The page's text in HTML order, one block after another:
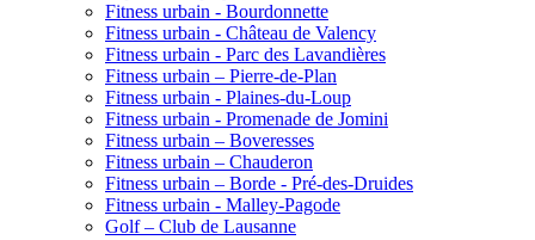
Fitness urbain - Bourdonnette
Fitness urbain - Château de Valency
Fitness urbain - Parc des Lavandières
Fitness urbain – Pierre-de-Plan
Fitness urbain - Plaines-du-Loup
Fitness urbain - Promenade de Jomini
Fitness urbain – Boveresses
Fitness urbain – Chauderon
Fitness urbain – Borde - Pré-des-Druides
Fitness urbain - Malley-Pagode
Golf – Club de Lausanne